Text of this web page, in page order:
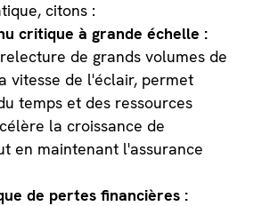
citons :
critique à grande échelle :
de grands volumes de
vitesse de l'éclair, permet
temps et des ressources
la croissance de
en maintenant l'assurance
de pertes financières :